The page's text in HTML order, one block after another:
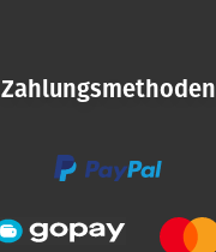
Zahlungsmethoden